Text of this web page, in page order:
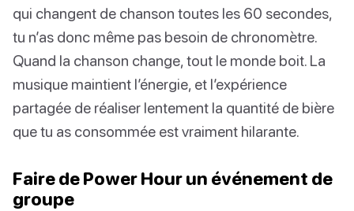
qui changent de chanson toutes les 60 secondes,
tu n’as donc même pas besoin de chronomètre.
Quand la chanson change, tout le monde boit. La
musique maintient l’énergie, et l’expérience
partagée de réaliser lentement la quantité de bière
que tu as consommée est vraiment hilarante.
Faire de Power Hour un événement de
groupe